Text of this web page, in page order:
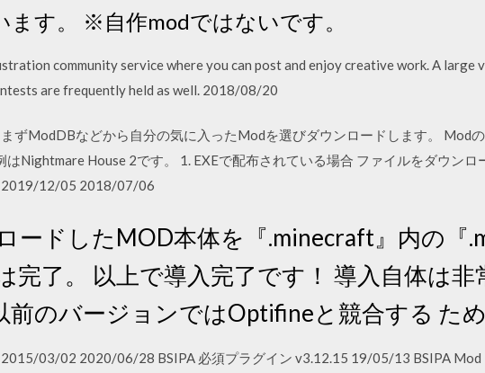
ます。 ※自作modではないです。
community service where you can post and enjoy creative work. A large
are frequently held as well. 2018/08/20
ずModDBなどから自分の気に入ったModを選びダウンロードします。 Mod
はNightmare House 2です。 1. EXEで配布されている場合 ファイルをダウンロ
12/05 2018/07/06
ードしたMOD本体を『.minecraft』内の『
完了。 以上で導入完了です！ 導入自体は非
前のバージョンではOptifineと競合する た
03/02 2020/06/28 BSIPA 必須プラグイン v3.12.15 19/05/13 BSIPA